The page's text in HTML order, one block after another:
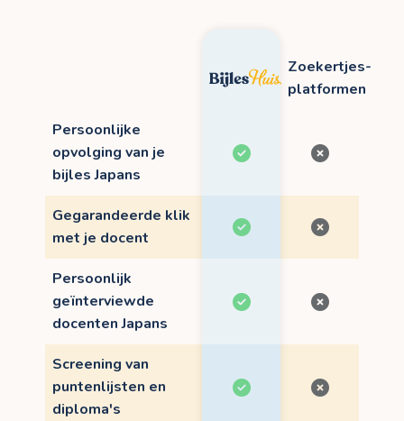
Zoekertjes-
platformen
Persoonlijke
opvolging van je
bijles Japans
Gegarandeerde klik
met je docent
Persoonlijk
geïnterviewde
docenten Japans
Screening van
puntenlijsten en
diploma's